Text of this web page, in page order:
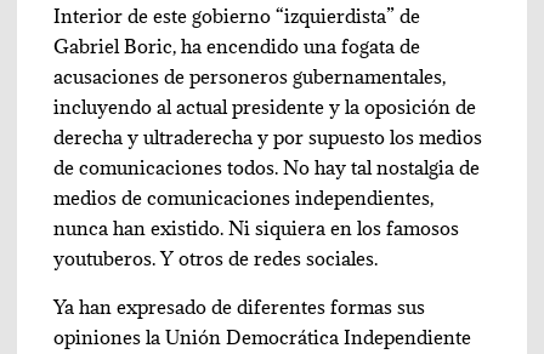
Interior de este gobierno “izquierdista” de
Gabriel Boric, ha encendido una fogata de
acusaciones de personeros gubernamentales,
incluyendo al actual presidente y la oposición de
derecha y ultraderecha y por supuesto los medios
de comunicaciones todos. No hay tal nostalgia de
medios de comunicaciones independientes,
nunca han existido. Ni siquiera en los famosos
youtuberos. Y otros de redes sociales.
Ya han expresado de diferentes formas sus
opiniones la Unión Democrática Independiente